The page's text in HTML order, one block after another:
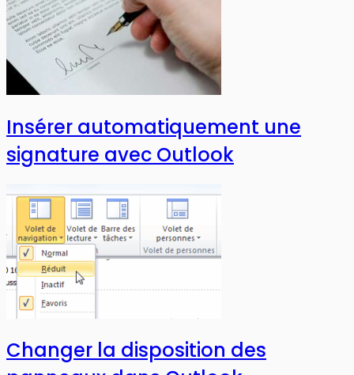
Insérer automatiquement une
signature avec Outlook
Changer la disposition des